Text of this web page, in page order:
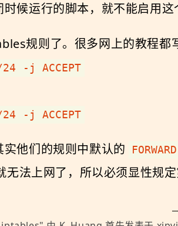
候运行的脚本，就不能启用这
规则了。很多网上的教程都
-j ACCEPT
-j ACCEPT
他们的规则中默认的 FORWARD
无法上网了，所以必须显性规定